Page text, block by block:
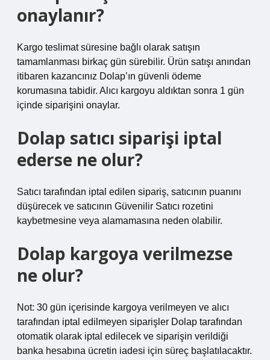
onaylanır?
Kargo teslimat süresine bağlı olarak satışın
tamamlanması birkaç gün sürebilir. Ürün satışı anından
itibaren kazancınız Dolap’ın güvenli ödeme
korumasına tabidir. Alıcı kargoyu aldıktan sonra 1 gün
içinde siparişini onaylar.
Dolap satıcı siparişi iptal
ederse ne olur?
Satıcı tarafından iptal edilen sipariş, satıcının puanını
düşürecek ve satıcının Güvenilir Satıcı rozetini
kaybetmesine veya alamamasına neden olabilir.
Dolap kargoya verilmezse
ne olur?
Not: 30 gün içerisinde kargoya verilmeyen ve alıcı
tarafından iptal edilmeyen siparişler Dolap tarafından
otomatik olarak iptal edilecek ve siparişin verildiği
banka hesabına ücretin iadesi için süreç başlatılacaktır.